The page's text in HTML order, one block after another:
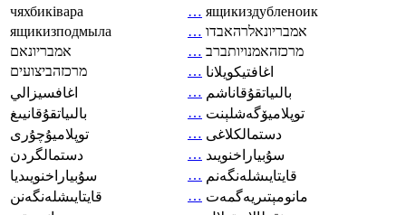
чяхбиківара
… ящикиздубленоик
ящикизподмыла
… אמבריונאלרהאבדו
אמבריונאם
… מרכזהאמנויותברב
מרכזהביצועים
… اغافتيكويلانا
اغافسيزالي
… بالىياتقۇقاناشم
بالىياتقۇقانيىغ
… توپلاميۆگەشلېنت
توپلاميۇچۇرى
… دستمالکلاغی
دستمالگردن
… سۇبياراخنويىد
سۇبياراخنويىديا
… قايتايىشلەنگەنم
قايتايىشلەنگەنن
… مانومېتىريەگمەت